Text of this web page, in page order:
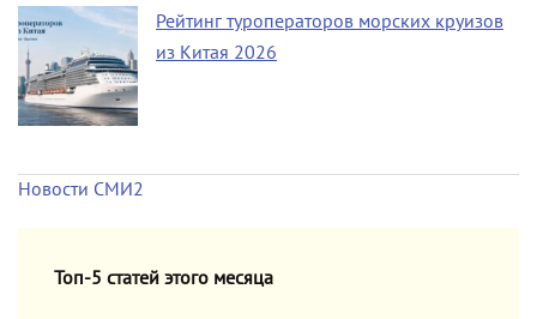
Рейтинг туроператоров морских круизов
из Китая 2026
Новости СМИ2
Топ-5 статей этого месяца